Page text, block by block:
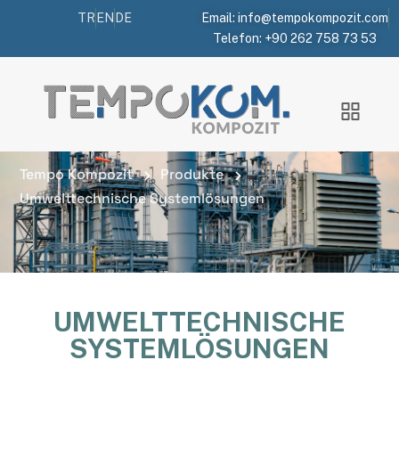
TR EN DE
Email: info@tempokompozit.com
Telefon: +90 262 758 73 53
Umwelttechnische
Systemlösungen
Tempo Kompozit
Produkte
Umwelttechnische Systemlösungen
UMWELTTECHNISCHE
SYSTEMLÖSUNGEN